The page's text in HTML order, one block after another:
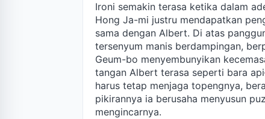
Ironi semakin terasa ketika dalam
Hong Ja-mi justru mendapatkan
sama dengan Albert. Di atas
tersenyum manis berdampingan,
Geum-bo menyembunyikan
tangan Albert terasa seperti bara
harus tetap menjaga topengnya,
pikirannya ia berusaha menyusun
mengincarnya.